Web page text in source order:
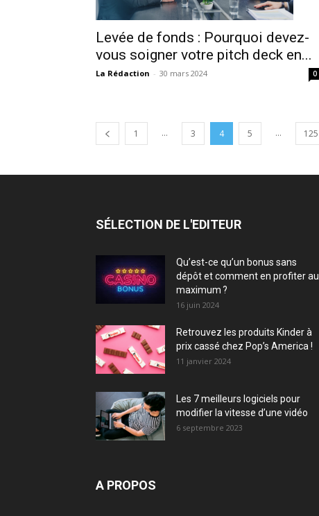
Levée de fonds : Pourquoi devez-
vous soigner votre pitch deck en...
La Rédaction - 30 mars 2024 0
1 ... 3 4 5 ... 125
SÉLECTION DE L'EDITEUR
Qu’est-ce qu’un bonus sans
dépôt et comment en profiter au
maximum ?
16 juin 2024
Retrouvez les produits Kinder à
prix cassé chez Pop’s America !
11 janvier 2024
Les 7 meilleurs logiciels pour
modifier la vitesse d’une vidéo
6 septembre 2023
A PROPOS